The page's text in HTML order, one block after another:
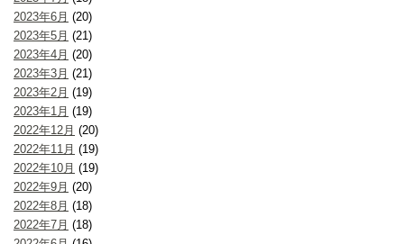
2023年6月 (20)
2023年5月 (21)
2023年4月 (20)
2023年3月 (21)
2023年2月 (19)
2023年1月 (19)
2022年12月 (20)
2022年11月 (19)
2022年10月 (19)
2022年9月 (20)
2022年8月 (18)
2022年7月 (18)